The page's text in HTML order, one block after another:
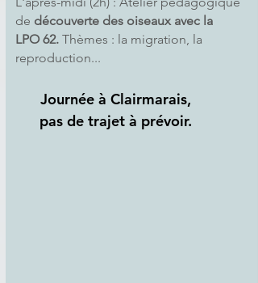
de découverte des oiseaux avec la
LPO 62. Thèmes : la migration, la
reproduction...
Journée à Clairmarais,
pas de trajet à prévoir.